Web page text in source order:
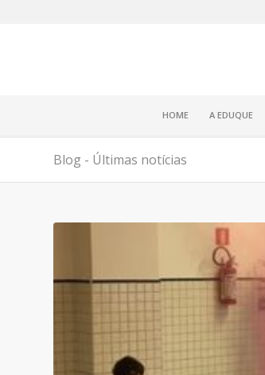
HOME A EDUQUE
Blog - Últimas notícias